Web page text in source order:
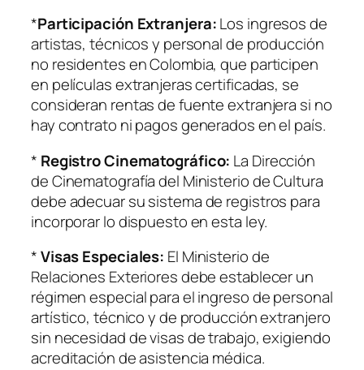
*Participación Extranjera:Los ingresos de
artistas, técnicos y personal de producción
no residentes en Colombia, que participen
en películas extranjeras certificadas, se
consideran rentas de fuente extranjera si no
hay contrato ni pagos generados en el país.
* Registro Cinematográfico: La Dirección
de Cinematografía del Ministerio de Cultura
debe adecuar su sistema de registros para
incorporar lo dispuesto en esta ley.
*Visas Especiales: El Ministerio de
Relaciones Exteriores debe establecer un
régimen especial para el ingreso de personal
artístico, técnico y de producción extranjero
sin necesidad de visas de trabajo, exigiendo
acreditación de asistencia médica.